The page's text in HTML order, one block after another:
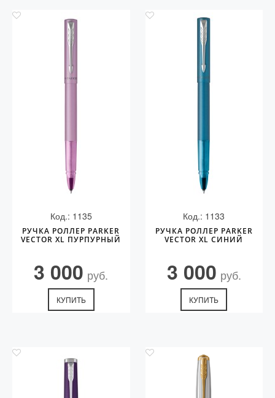
Код.: 1135
РУЧКА РОЛЛЕР PARKER
VECTOR XL ПУРПУРНЫЙ
3 000 руб.
КУПИТЬ
Код.: 1133
РУЧКА РОЛЛЕР PARKER
VECTOR XL СИНИЙ
3 000 руб.
КУПИТЬ